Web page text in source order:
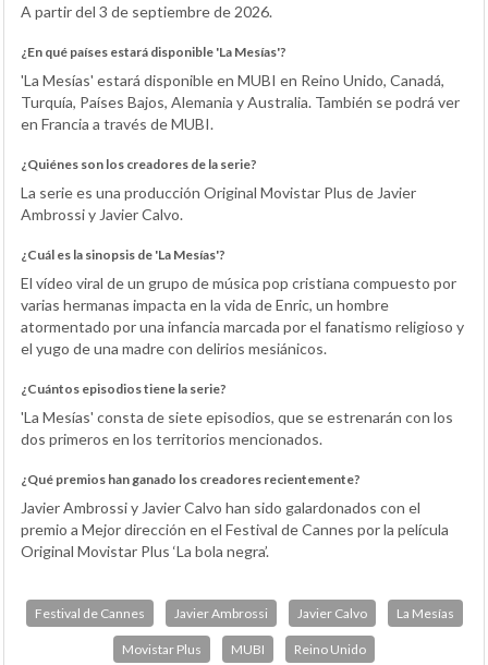
A partir del 3 de septiembre de 2026.
¿En qué países estará disponible 'La Mesías'?
'La Mesías' estará disponible en MUBI en Reino Unido, Canadá,
Turquía, Países Bajos, Alemania y Australia. También se podrá ver
en Francia a través de MUBI.
¿Quiénes son los creadores de la serie?
La serie es una producción Original Movistar Plus de Javier
Ambrossi y Javier Calvo.
¿Cuál es la sinopsis de 'La Mesías'?
El vídeo viral de un grupo de música pop cristiana compuesto por
varias hermanas impacta en la vida de Enric, un hombre
atormentado por una infancia marcada por el fanatismo religioso y
el yugo de una madre con delirios mesiánicos.
¿Cuántos episodios tiene la serie?
'La Mesías' consta de siete episodios, que se estrenarán con los
dos primeros en los territorios mencionados.
¿Qué premios han ganado los creadores recientemente?
Javier Ambrossi y Javier Calvo han sido galardonados con el
premio a Mejor dirección en el Festival de Cannes por la película
Original Movistar Plus ‘La bola negra’.
Festival de Cannes Javier Ambrossi Javier Calvo La Mesías
Movistar Plus MUBI Reino Unido